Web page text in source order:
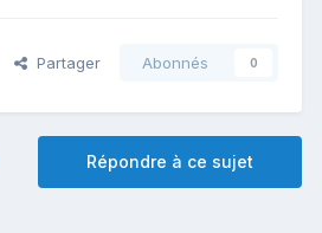
Partager Abonnés 0
Répondre à ce sujet